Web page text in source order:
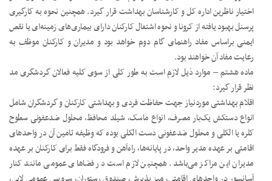
اختیار ناظرین اداره کل و کارشناسان بهداشت قرار گیرد. همچنین نحوه به کارگیری
پرسنل بهبود یافته از کرونا و نحوه اشتغال کارکنان دارای بیماری‌های زمینه‌ای یا نقص
ایمنی براساس مفاد راهنمای گام دوم خواهد بود و مدیران و کارکنان موظف به
رعایت مفاد آن خواهند بود.
ماده هشتم – موارد ذیل لازم است به طور کلی از سوی کلیه فعالان گردشگری مد
نظر قرار گیرد:
اقلام بهداشتی موردنیاز جهت حفاظت فردی و بهداشتی کارکنان و گردشگران شامل
انواع دستکش یک‌بار مصرف، انواع ماسک، شیلد محافظ، محلول ضدعفونی سطوح
کلره یا الکلی و محلول ضدعفونی دست الکلی بوده که وظیفه تامین آن در واحدهای
اقامتی بر عهده مدیر واحد، در پایانه‌ها، راه‌آهن و فرودگاه فقط برای کارکنان بر عهده
مدیران این مراکز می‌باشد. همچنین لازم است در فضاهای عمومی مانند کنار